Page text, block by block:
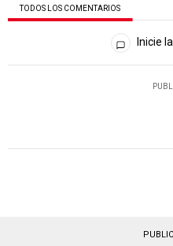
TODOS LOS COMENTARIOS
Todos los comentarios
Inicie